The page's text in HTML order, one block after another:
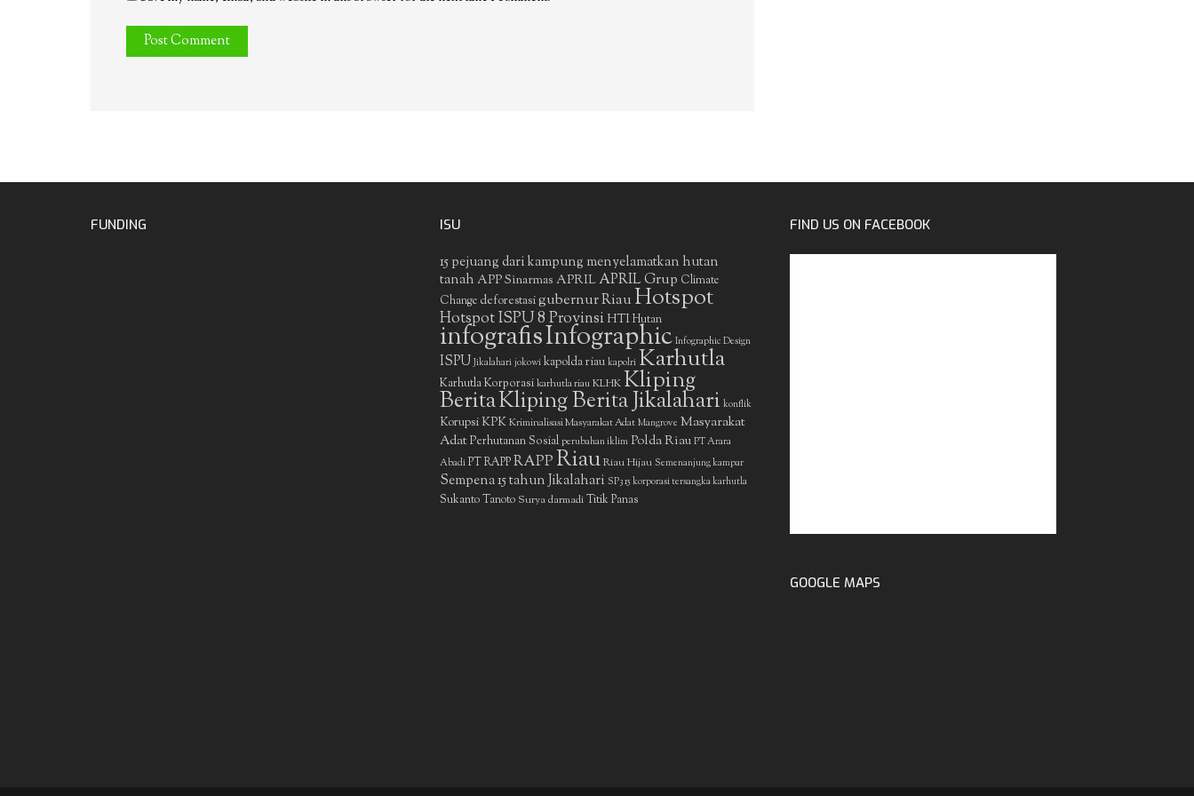
FUNDING ISU
15 pejuang dari kampung menyelamatkan hutan
tanah APP Sinarmas APRIL APRIL Grup Climate
Change deforestasigubernur RiauHotspot
Hotspot ISPU 8 ProvinsiHTIHutan
infografisInfographic Infographic Design
ISPU Jikalahari jokowi kapolda riau kapolri Karhutla
Karhutla Korporasi karhutla riau KLHKKliping
BeritaKliping Berita Jikalahari konflik
Korupsi KPK Kriminalisasi Masyarakat Adat Mangrove Masyarakat
AdatPerhutanan Sosial perubahan iklim Polda Riau PT Arara
Abadi PT RAPPRAPPRiauRiau Hijau Semenanjung kampar
Sempena 15 tahun Jikalahari SP3 15 korporasi tersangka karhutla
Sukanto Tanoto Surya darmadiTitik Panas
FIND US ON FACEBOOK
GOOGLE MAPS